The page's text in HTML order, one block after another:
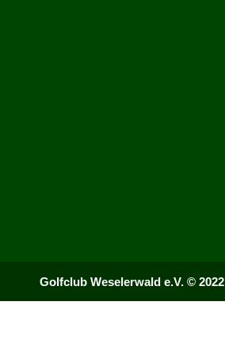
Golfclub Weselerwald e.V. © 2022